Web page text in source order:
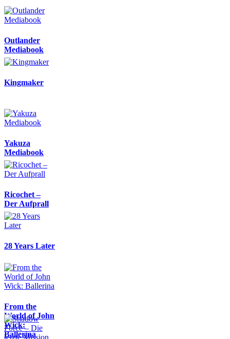
Outlander
Mediabook
Kingmaker
Yakuza
Mediabook
Ricochet –
Der Aufprall
28 Years Later
From the
World of John
Wick:
Ballerina